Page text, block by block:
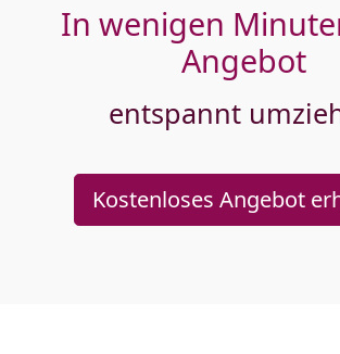
In wenigen
Angebot
entspannt
Kostenloses Angebot